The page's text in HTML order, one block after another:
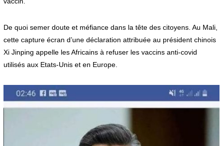
De quoi semer doute et méfiance dans la tête des citoyens. Au Mali,
cette capture écran d’une déclaration attribuée au président chinois
Xi Jinping appelle les Africains à refuser les vaccins anti-covid
utilisés aux Etats-Unis et en Europe.